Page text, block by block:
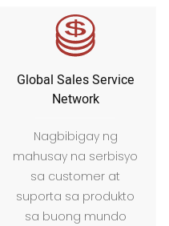
Global Sales Service
Network
Nagbibigay ng
mahusay na serbisyo
sa customer at
suporta sa produkto
sa buong mundo